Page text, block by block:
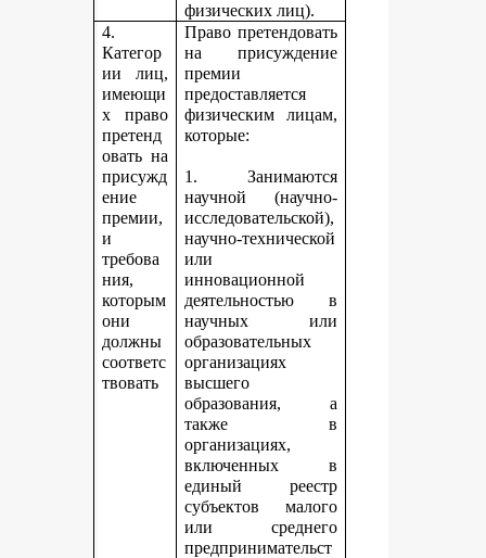
физических лиц).
4.
Категор
ии лиц,
имеющи
х право
претенд
овать на
присужд
ение
премии,
и
требова
ния,
которым
они
должны
соответс
твовать
Право претендовать
на присуждение
премии
предоставляется
физическим лицам,
которые:
1. Занимаются
научной (научно-
исследовательской),
научно-технической
или
инновационной
деятельностью в
научных или
образовательных
организациях
высшего
образования, а
также в
организациях,
включенных в
единый реестр
субъектов малого
или среднего
предпринимательст